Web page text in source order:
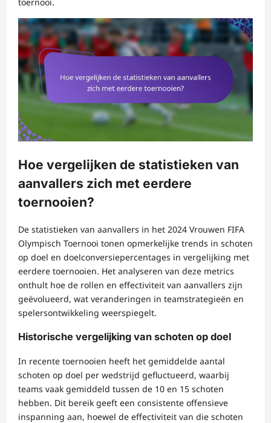
toernooi.
Hoe vergelijken de statistieken van
aanvallers zich met eerdere
toernooien?
De statistieken van aanvallers in het 2024 Vrouwen FIFA
Olympisch Toernooi tonen opmerkelijke trends in schoten
op doel en doelconversiepercentages in vergelijking met
eerdere toernooien. Het analyseren van deze metrics
onthult hoe de rollen en effectiviteit van aanvallers zijn
geëvolueerd, wat veranderingen in teamstrategieën en
spelersontwikkeling weerspiegelt.
Historische vergelijking van schoten op doel
In recente toernooien heeft het gemiddelde aantal
schoten op doel per wedstrijd gefluctueerd, waarbij
teams vaak gemiddeld tussen de 10 en 15 schoten
hebben. Dit bereik geeft een consistente offensieve
inspanning aan, hoewel de effectiviteit van die schoten